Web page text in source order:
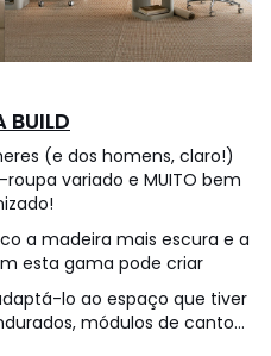
BUILD
(e dos homens, claro!)
variado e MUITO bem
a madeira mais escura e a
esta gama pode criar
lo ao espaço que tiver
módulos de canto...